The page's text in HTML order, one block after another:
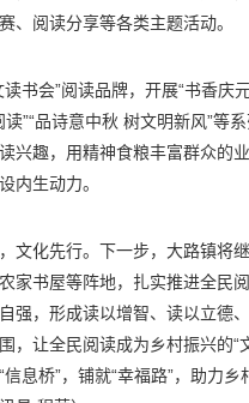
、阅读分享等各类主题活动。
读书会”阅读品牌，开展“书香庆
读”“品诗意中秋 树文明新风”等
兴趣，用精神食粮丰富群众的
内生动力。
文化先行。下一步，大路镇将
家书屋等阵地，扎实推进全民
强，形成读以增智、读以立德
，让全民阅读成为乡村振兴的“
息桥”，铺就“幸福路”，助力乡